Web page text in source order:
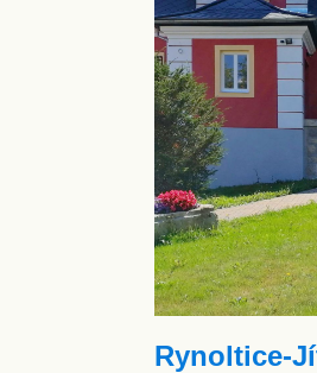
Rynoltice-